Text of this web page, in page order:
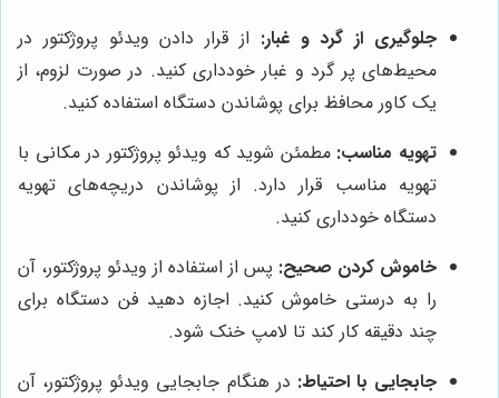
جلوگیری از گرد و غبار: از قرار دادن ویدئو پروژکتور در
محیط‌های پر گرد و غبار خودداری کنید. در صورت لزوم، از
یک کاور محافظ برای پوشاندن دستگاه استفاده کنید.
تهویه مناسب: مطمئن شوید که ویدئو پروژکتور در مکانی با
تهویه مناسب قرار دارد. از پوشاندن دریچه‌های تهویه
دستگاه خودداری کنید.
خاموش کردن صحیح: پس از استفاده از ویدئو پروژکتور، آن
را به درستی خاموش کنید. اجازه دهید فن دستگاه برای
چند دقیقه کار کند تا لامپ خنک شود.
جابجایی با احتیاط: در هنگام جابجایی ویدئو پروژکتور، آن